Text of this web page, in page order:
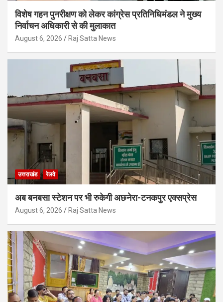
विशेष गहन पुनरीक्षण को लेकर कांग्रेस प्रतिनिधिमंडल ने मुख्य
निर्वाचन अधिकारी से की मुलाकात
August 6, 2026 Raj Satta News
उत्तराखंड रेलवे
अब बनबसा स्टेशन पर भी रुकेगी अछनेरा-टनकपुर एक्सप्रेस
August 6, 2026 Raj Satta News